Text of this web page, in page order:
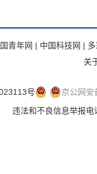
青年网 | 中国科技网 |
关
号
京公网
违法和不良信息举报